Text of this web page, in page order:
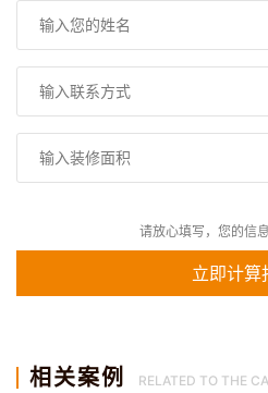
请放心填写，您的信
相关案例 RELATED TO THE